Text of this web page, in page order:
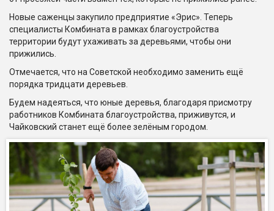
Новые саженцы закупило предприятие «Эрис». Теперь
специалисты Комбината в рамках благоустройства
территории будут ухаживать за деревьями, чтобы они
прижились.
Отмечается, что на Советской необходимо заменить ещё
порядка тридцати деревьев.
Будем надеяться, что юные деревья, благодаря присмотру
работников Комбината благоустройства, приживутся, и
Чайковский станет ещё более зелёным городом.